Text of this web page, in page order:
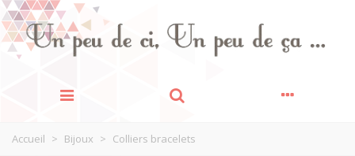
Accueil > Bijoux > Colliers bracelets